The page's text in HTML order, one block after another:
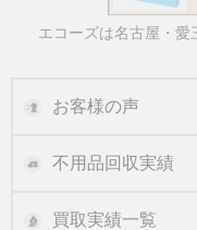
エコーズは名古屋・
お客様の声
不用品回収実績
買取実績一覧